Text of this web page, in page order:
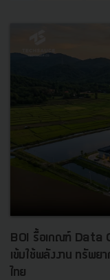
BOI รื้อเกณฑ์ Data
เข้มใช้พลังงาน ทรัพย
ไทย